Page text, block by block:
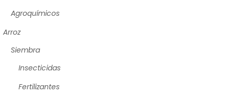
Agroquímicos
Arroz
Siembra
Insecticidas
Fertilizantes